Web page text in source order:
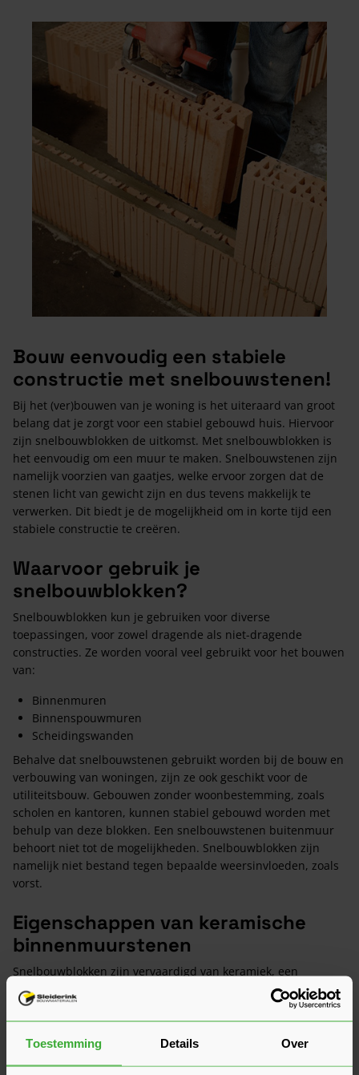
Toestemming Details Over
Bouw eenvoudig een stabiele
constructie met snelbouwstenen!
Bij het (ver)bouwen van je woning is het uiteraard van groot
belang dat je zorgt voor een stabiel gebouwd huis. Hiervoor
zijn snelbouwblokken de uitkomst. Met snelbouwblokken is
het eenvoudig om een muur te maken. Snelbouwstenen zijn
namelijk voorzien van gaatjes, welke ervoor zorgen dat de
stenen licht van gewicht zijn en dus tevens makkelijk te
verwerken. Dit biedt je de mogelijkheid om in korte tijd een
stabiele constructie te creëren.
Waarvoor gebruik je
snelbouwblokken?
Snelbouwblokken kun je gebruiken voor diverse
toepassingen, voor zowel dragende als niet-dragende
constructies. Ze worden vooral veel gebruikt voor het bouwen
van:
Binnenmuren
Binnenspouwmuren
Scheidingswanden
Behalve dat snelbouwstenen gebruikt worden bij de bouw en
verbouwing van woningen, zijn ze ook geschikt voor de
utiliteitsbouw. Gebouwen zonder woonbestemming, zoals
scholen en kantoren, kunnen stabiel gebouwd worden met
behulp van deze blokken. Een snelbouwstenen buitenmuur
behoort niet tot de mogelijkheden. Snelbouwblokken zijn
namelijk niet bestand tegen bepaalde weersinvloeden, zoals
vorst.
Eigenschappen van keramische
binnenmuurstenen
Snelbouwblokken zijn vervaardigd van keramiek, een
materiaal dat verkregen wordt door het bakken van klei.
Groot voordeel van dit natuurlijke product is de
vormstabiliteit. Indien de keramische binnenmuursteen goed
gedetailleerd en verwerkt wordt, zullen er geen scheuren